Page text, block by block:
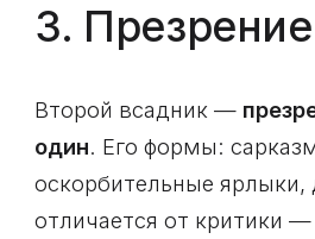
3.
Второй всадник —
один. Его формы:
оскорбительные ярлыки,
отличается от критики